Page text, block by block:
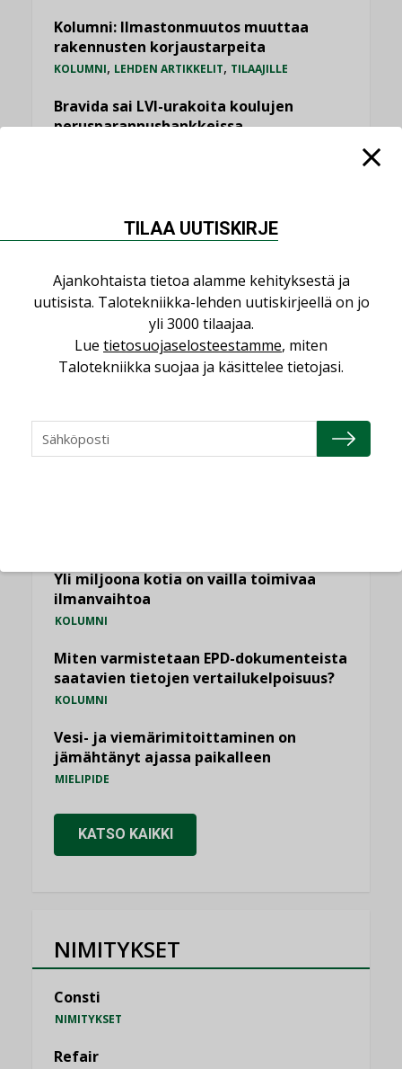
Kolumni: Ilmastonmuutos muuttaa
rakennusten korjaustarpeita
KOLUMNI, LEHDEN ARTIKKELIT, TILAAJILLE
Bravida sai LVI-urakoita koulujen
perusparannushankkeissa
LEHDEN ARTIKKELIT,TILAAJILLE
KATSO KAIKKI
Puheista tekoihin – uusin teknologia
käyttöön kiinteistöissä
Yli miljoona kotia on vailla toimivaa
ilmanvaihtoa
KOLUMNI
Miten varmistetaan EPD-dokumenteista
saatavien tietojen vertailukelpoisuus?
KOLUMNI
Vesi- ja viemärimitoittaminen on
jämähtänyt ajassa paikalleen
MIELIPIDE
KATSO KAIKKI
NIMITYKSET
Consti
NIMITYKSET
Refair
TILAA UUTISKIRJE
Ajankohtaista tietoa alamme kehityksestä ja
uutisista. Talotekniikka-lehden uutiskirjeellä on jo
yli 3000 tilaajaa.
Lue tietosuojaselosteestamme, miten
Talotekniikka suojaa ja käsittelee tietojasi.